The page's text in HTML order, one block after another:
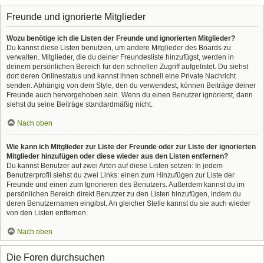
Freunde und ignorierte Mitglieder
Wozu benötige ich die Listen der Freunde und ignorierten Mitglieder?
Du kannst diese Listen benutzen, um andere Mitglieder des Boards zu
verwalten. Mitglieder, die du deiner Freundesliste hinzufügst, werden in
deinem persönlichen Bereich für den schnellen Zugriff aufgelistet. Du siehst
dort deren Onlinestatus und kannst ihnen schnell eine Private Nachricht
senden. Abhängig von dem Style, den du verwendest, können Beiträge deiner
Freunde auch hervorgehoben sein. Wenn du einen Benutzer ignorierst, dann
siehst du seine Beiträge standardmäßig nicht.
Nach oben
Wie kann ich Mitglieder zur Liste der Freunde oder zur Liste der ignorierten
Mitglieder hinzufügen oder diese wieder aus den Listen entfernen?
Du kannst Benutzer auf zwei Arten auf diese Listen setzen: In jedem
Benutzerprofil siehst du zwei Links: einen zum Hinzufügen zur Liste der
Freunde und einen zum Ignorieren des Benutzers. Außerdem kannst du im
persönlichen Bereich direkt Benutzer zu den Listen hinzufügen, indem du
deren Benutzernamen eingibst. An gleicher Stelle kannst du sie auch wieder
von den Listen entfernen.
Nach oben
Die Foren durchsuchen